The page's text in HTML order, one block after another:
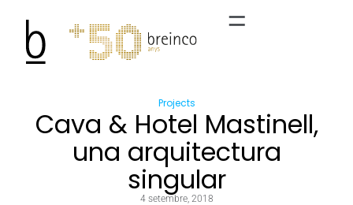
Projects
Cava & Hotel Mastinell,
una arquitectura
singular
4 setembre, 2018